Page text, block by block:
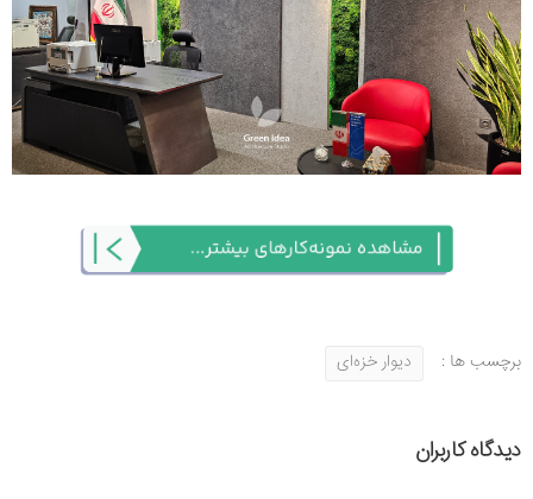
برچسب ها : دیوار خزه‌ای
دیدگاه کاربران